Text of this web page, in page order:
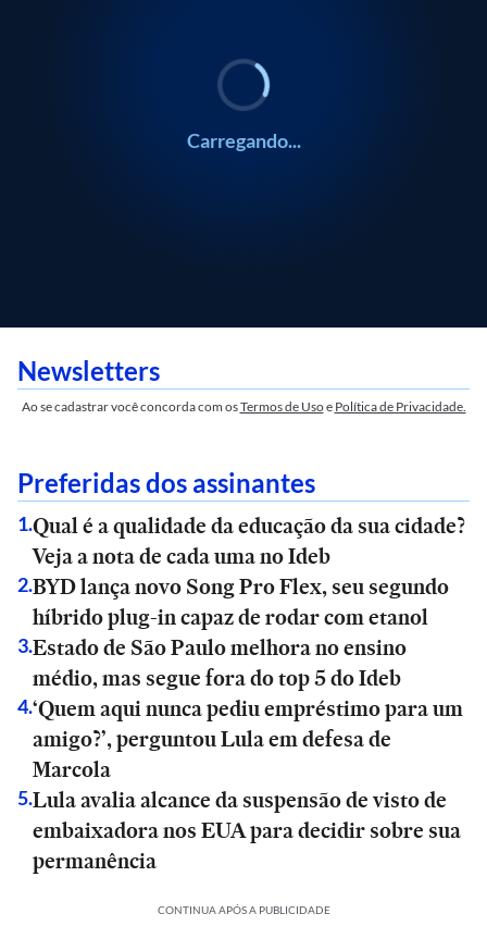
Carregando...
Newsletters
Ao se cadastrar você concorda com osTermos de Usoe Política de Privacidade.
Preferidas dos assinantes
1.Qual é a qualidade da educação da sua cidade?
Veja a nota de cada uma no Ideb
2.BYD lança novo Song Pro Flex, seu segundo
híbrido plug-in capaz de rodar com etanol
3.Estado de São Paulo melhora no ensino
médio, mas segue fora do top 5 do Ideb
4.‘Quem aqui nunca pediu empréstimo para um
amigo?’, perguntou Lula em defesa de
Marcola
5.Lula avalia alcance da suspensão de visto de
embaixadora nos EUA para decidir sobre sua
permanência
CONTINUA APÓS A PUBLICIDADE